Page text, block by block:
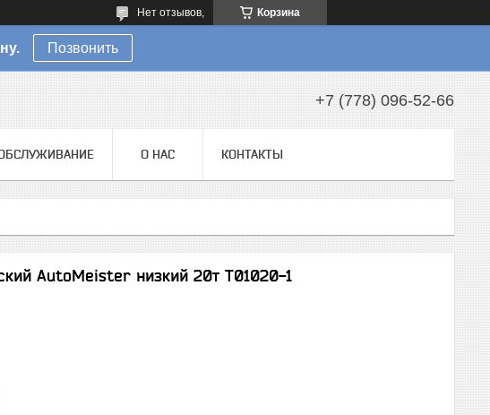
Корзина
Нет отзывов,
Позвонить
+7 (778) 096-52-66
О НАС КОНТАКТЫ
AutoMeister низкий 20т T01020-1